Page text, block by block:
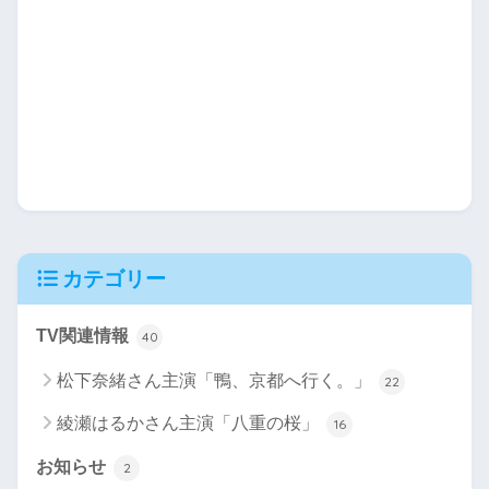
カテゴリー
TV関連情報 40
松下奈緒さん主演「鴨、京都へ行く。」 22
綾瀬はるかさん主演「八重の桜」 16
お知らせ 2